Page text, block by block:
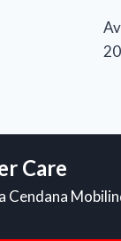
Care
Cendana